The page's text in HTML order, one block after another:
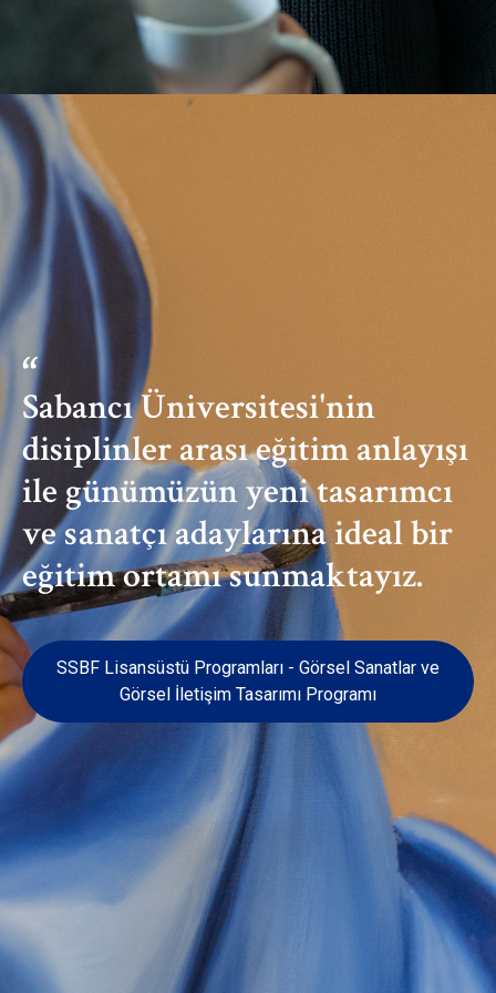
Sabancı Üniversitesi'nin
disiplinler arası eğitim anlayışı
ile günümüzün yeni tasarımcı
ve sanatçı adaylarına ideal bir
eğitim ortamı sunmaktayız.
SSBF Lisansüstü Programları - Görsel Sanatlar ve
Görsel İletişim Tasarımı Programı